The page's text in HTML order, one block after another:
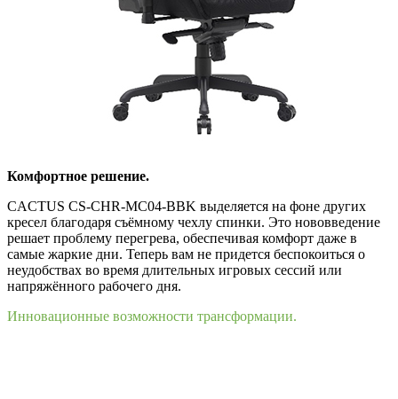
Комфортное решение.
CACTUS CS-CHR-MC04-BBK выделяется на фоне других
кресел благодаря съёмному чехлу спинки. Это нововведение
решает проблему перегрева, обеспечивая комфорт даже в
самые жаркие дни. Теперь вам не придется беспокоиться о
неудобствах во время длительных игровых сессий или
напряжённого рабочего дня.
Инновационные возможности трансформации.